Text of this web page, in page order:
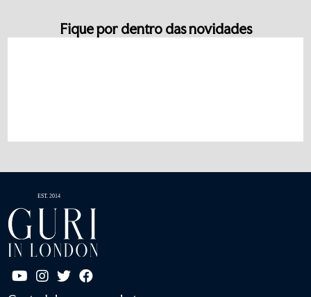
Fique por dentro das novidades